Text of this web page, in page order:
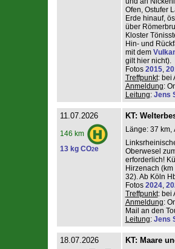
Ofen, Ostufer
Erde hinauf,
über
Kloster
Hin- und
mit dem
gilt hier nicht).
Fotos 2015,
Treffpunkt: bei
Anmeldung:
Leitung: Jens
11.07.2026
146 km
13 kg CO2e
KT:
Länge: 37 km,
Oberwesel
erforderlich!
Hirzenach
32). Ab Köln
Fotos 2024,
Treffpunkt: bei
Anmeldung:
Mail an den
Leitung: Jens
18.07.2026 KT: Maare